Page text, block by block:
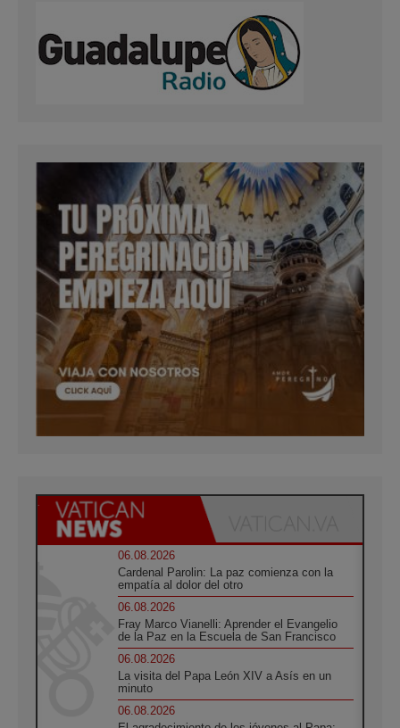
06.08.2026
Cardenal Parolin: La paz comienza con la
empatía al dolor del otro
06.08.2026
Fray Marco Vianelli: Aprender el Evangelio
de la Paz en la Escuela de San Francisco
06.08.2026
La visita del Papa León XIV a Asís en un
minuto
06.08.2026